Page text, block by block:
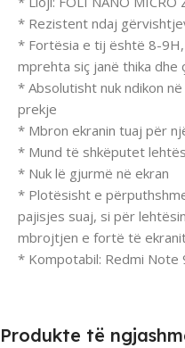
* Rezistent ndaj
* Fortësia e tij është 8-
mprehta siç janë thika dhe
* Absolutisht nuk ndikon
prekje
* Mbron ekranin tuaj për
* Mund të shkëputet
* Nuk lë gjurmë në ekran
* Plotësisht e
pajisjes suaj, si për
mbrojtjen e fortë të
* Kompotabil: Redmi Note
Produkte të